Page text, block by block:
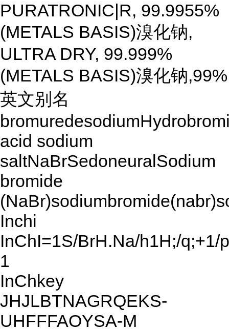
PURATRONIC|R, 99.9955%
(METALS BASIS)溴化钠,
ULTRA DRY, 99.999%
(METALS BASIS)溴化钠,99%
英文别名
acid sodium
saltNaBrSedoneuralSodium
bromide
Inchi
InChI=1S/BrH.Na/h1H;/q;+1/
1
InChkey
JHJLBTNAGRQEKS-
UHFFFAOYSA-M